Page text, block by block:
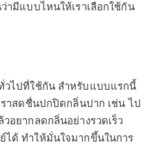
ามีแบบไหนให้เราเลือกใช้กัน
วไปที่ใช้กัน สำหรับแบบแรกนี้
ราสดชื่นปกปิดกลิ่นปาก เช่น ไป
อยากลดกลิ่นอย่างรวดเร็ว
ด้ ทำให้มั่นใจมากขึ้นในการ